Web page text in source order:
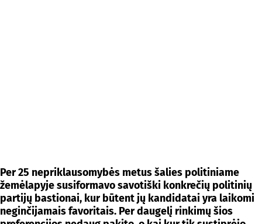
Per 25 nepriklausomybės metus šalies politiniame
žemėlapyje susiformavo savotiški konkrečių politinių
partijų bastionai, kur būtent jų kandidatai yra laikomi
neginčijamais favoritais. Per daugelį rinkimų šios